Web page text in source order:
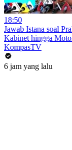
18:50
Jawab Istana soal
Kabinet hingga
KompasTV
6 jam yang lalu